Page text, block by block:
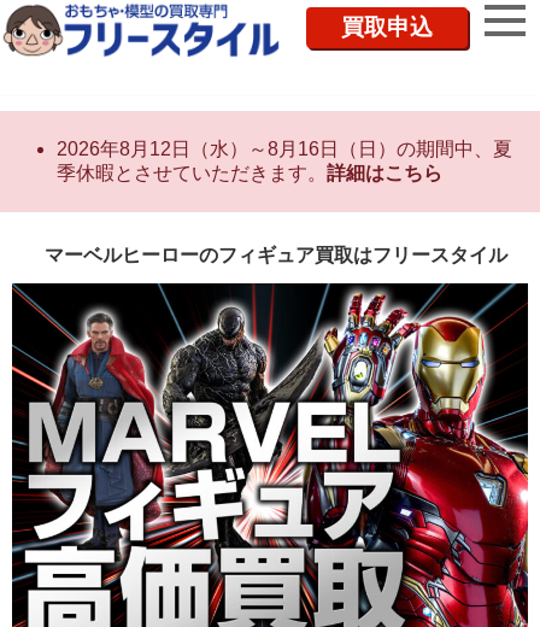
買取申込
2026年8月12日（水）～8月16日（日）の期間中、夏
季休暇とさせていただきます。 詳細はこちら
マーベルヒーローのフィギュア買取はフリースタイル